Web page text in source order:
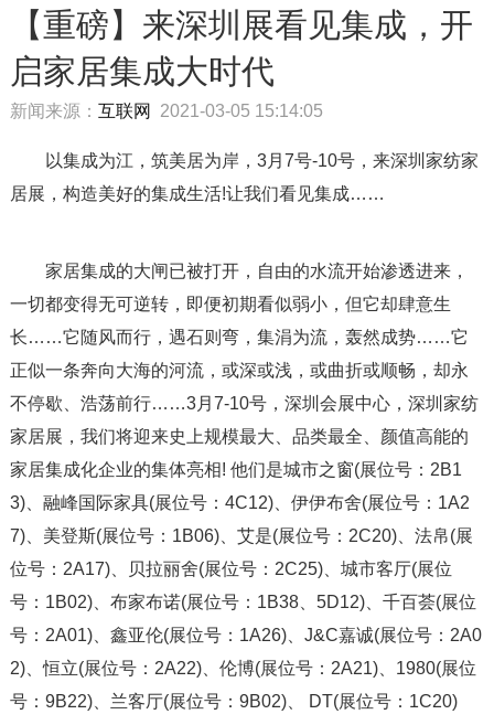
【重磅】来深圳展看见集成，开
启家居集成大时代
新闻来源： 互联网 2021-03-05 15:14:05
以集成为江，筑美居为岸，3月7号-10号，来深圳家纺家
居展，构造美好的集成生活!让我们看见集成……
家居集成的大闸已被打开，自由的水流开始渗透进来，
一切都变得无可逆转，即便初期看似弱小，但它却肆意生
长……它随风而行，遇石则弯，集涓为流，轰然成势……它
正似一条奔向大海的河流，或深或浅，或曲折或顺畅，却永
不停歇、浩荡前行……3月7-10号，深圳会展中心，深圳家纺
家居展，我们将迎来史上规模最大、品类最全、颜值高能的
家居集成化企业的集体亮相! 他们是城市之窗(展位号：2B1
3)、融峰国际家具(展位号：4C12)、伊伊布舍(展位号：1A2
7)、美登斯(展位号：1B06)、艾是(展位号：2C20)、法帛(展
位号：2A17)、贝拉丽舍(展位号：2C25)、城市客厅(展位
号：1B02)、布家布诺(展位号：1B38、5D12)、千百荟(展位
号：2A01)、鑫亚伦(展位号：1A26)、J&C嘉诚(展位号：2A0
2)、恒立(展位号：2A22)、伦博(展位号：2A21)、1980(展位
号：9B22)、兰客厅(展位号：9B02)、 DT(展位号：1C20)